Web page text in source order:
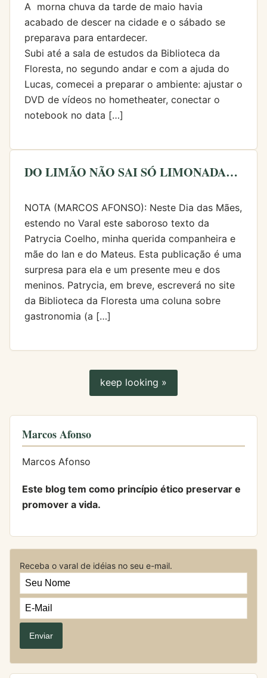
A morna chuva da tarde de maio havia
acabado de descer na cidade e o sábado se
preparava para entardecer.
Subi até a sala de estudos da Biblioteca da
Floresta, no segundo andar e com a ajuda do
Lucas, comecei a preparar o ambiente: ajustar o
DVD de vídeos no hometheater, conectar o
notebook no data […]
DO LIMÃO NÃO SAI SÓ LIMONADA…
NOTA (MARCOS AFONSO): Neste Dia das Mães,
estendo no Varal este saboroso texto da
Patrycia Coelho, minha querida companheira e
mãe do Ian e do Mateus. Esta publicação é uma
surpresa para ela e um presente meu e dos
meninos. Patrycia, em breve, escreverá no site
da Biblioteca da Floresta uma coluna sobre
gastronomia (a […]
keep looking »
Marcos Afonso
Marcos Afonso
Este blog tem como princípio ético preservar e
promover a vida.
Receba o varal de idéias no seu e-mail.